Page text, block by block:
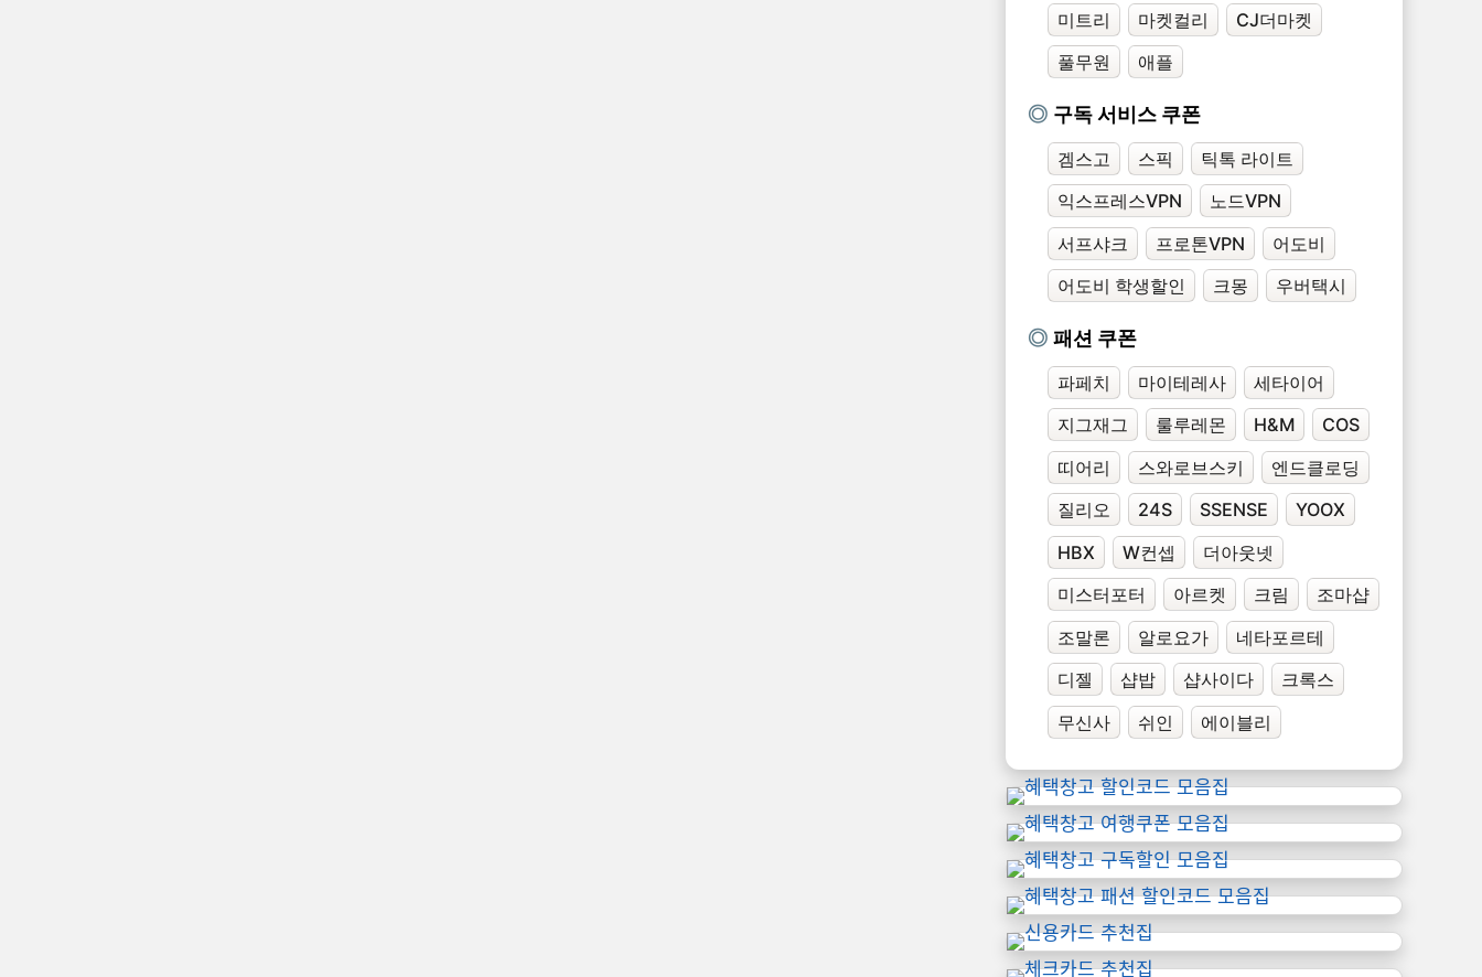
미트리
마켓컬리
CJ더마켓
풀무원
애플
구독 서비스 쿠폰
겜스고 스픽
틱톡 라이트
익스프레스VPN
노드VPN
서프샤크
프로톤VPN
어도비
어도비 학생할인
크몽 우버택시
패션 쿠폰
파페치 마이테레사
세타이어
지그재그
룰루레몬 H&M
COS
띠어리
스와로브스키
엔드클로딩
질리오
24S SSENSE
YOOX
HBX
W컨셉
더아웃넷
미스터포터
아르켓 크림
조마샵
조말론
알로요가
네타포르테
디젤
샵밥 샵사이다
크록스
무신사
쉬인 에이블리